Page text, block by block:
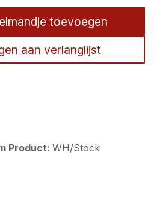
toevoegen
aan verlanglijst
Product: WH/Stock